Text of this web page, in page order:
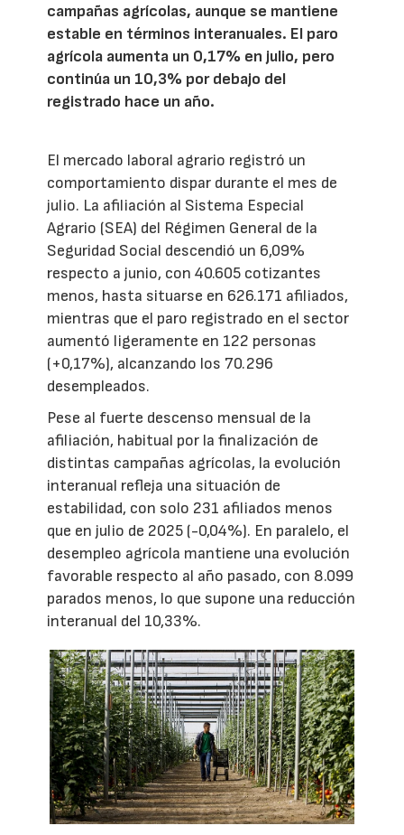
campañas agrícolas, aunque se mantiene
estable en términos interanuales. El paro
agrícola aumenta un 0,17% en julio, pero
continúa un 10,3% por debajo del
registrado hace un año.
El mercado laboral agrario registró un
comportamiento dispar durante el mes de
julio. La afiliación al Sistema Especial
Agrario (SEA) del Régimen General de la
Seguridad Social descendió un 6,09%
respecto a junio, con 40.605 cotizantes
menos, hasta situarse en 626.171 afiliados,
mientras que el paro registrado en el sector
aumentó ligeramente en 122 personas
(+0,17%), alcanzando los 70.296
desempleados.
Pese al fuerte descenso mensual de la
afiliación, habitual por la finalización de
distintas campañas agrícolas, la evolución
interanual refleja una situación de
estabilidad, con solo 231 afiliados menos
que en julio de 2025 (-0,04%). En paralelo, el
desempleo agrícola mantiene una evolución
favorable respecto al año pasado, con 8.099
parados menos, lo que supone una reducción
interanual del 10,33%.